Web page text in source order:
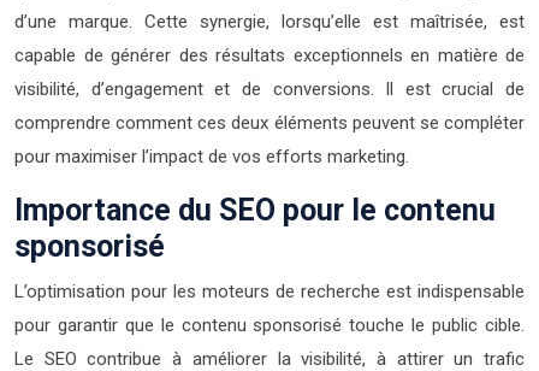
d’une marque. Cette synergie, lorsqu’elle est maîtrisée, est
capable de générer des résultats exceptionnels en matière de
visibilité, d’engagement et de conversions. Il est crucial de
comprendre comment ces deux éléments peuvent se compléter
pour maximiser l’impact de vos efforts marketing.
Importance du SEO pour le contenu
sponsorisé
L’optimisation pour les moteurs de recherche est indispensable
pour garantir que le contenu sponsorisé touche le public cible.
Le SEO contribue à améliorer la visibilité, à attirer un trafic